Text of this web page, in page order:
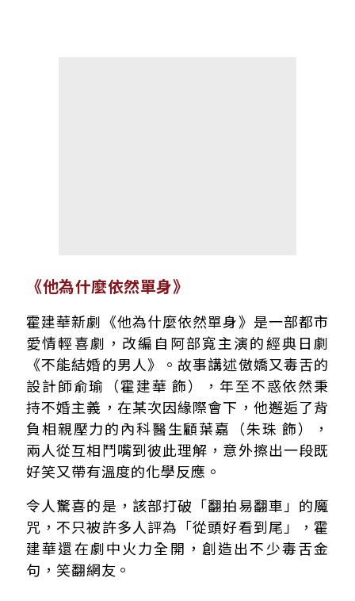
《他為什麼依然單身》
霍建華新劇《他為什麼依然單身》是一部都市
愛情輕喜劇，改編自阿部寬主演的經典日劇
《不能結婚的男人》。故事講述傲嬌又毒舌的
設計師俞瑜（霍建華 飾），年至不惑依然秉
持不婚主義，在某次因緣際會下，他邂逅了背
負相親壓力的內科醫生顧葉嘉（朱珠 飾），
兩人從互相鬥嘴到彼此理解，意外擦出一段既
好笑又帶有溫度的化學反應。
令人驚喜的是，該部打破「翻拍易翻車」的魔
咒，不只被許多人評為「從頭好看到尾」，霍
建華還在劇中火力全開，創造出不少毒舌金
句，笑翻網友。